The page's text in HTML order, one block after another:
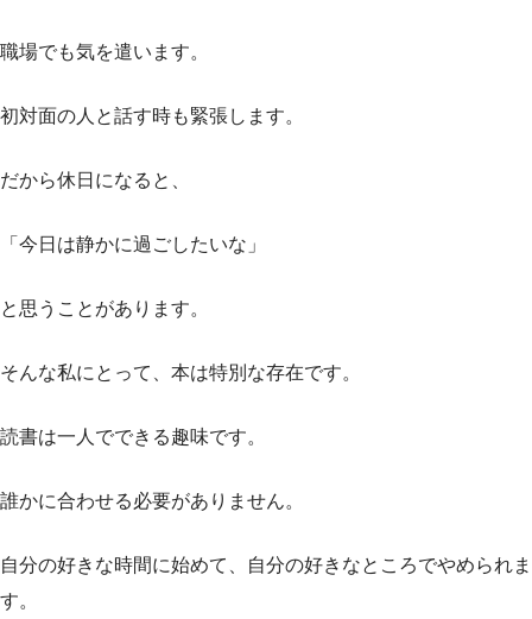
職場でも気を遣います。
初対面の人と話す時も緊張します。
だから休日になると、
「今日は静かに過ごしたいな」
と思うことがあります。
そんな私にとって、本は特別な存在です。
読書は一人でできる趣味です。
誰かに合わせる必要がありません。
自分の好きな時間に始めて、自分の好きなところでやめられま
す。